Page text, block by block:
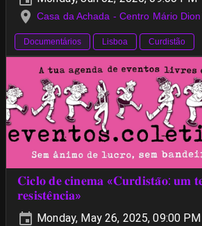
Casa da Achada - Centro Mário
Documentários Lisboa Curdistão
𝐂𝐢𝐜𝐥𝐨 𝐝𝐞 𝐜𝐢𝐧𝐞𝐦𝐚 «𝐂𝐮𝐫𝐝𝐢𝐬𝐭𝐚̃𝐨: 𝐮𝐦
𝐫𝐞𝐬𝐢𝐬𝐭𝐞̂𝐧𝐜𝐢𝐚»
Monday, May 26, 2025, 09:00 PM